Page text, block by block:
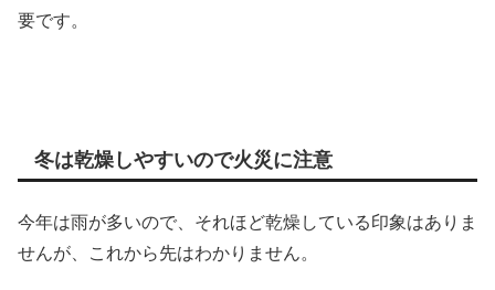
要です。
冬は乾燥しやすいので火災に注意
今年は雨が多いので、それほど乾燥している印象はありま
せんが、これから先はわかりません。